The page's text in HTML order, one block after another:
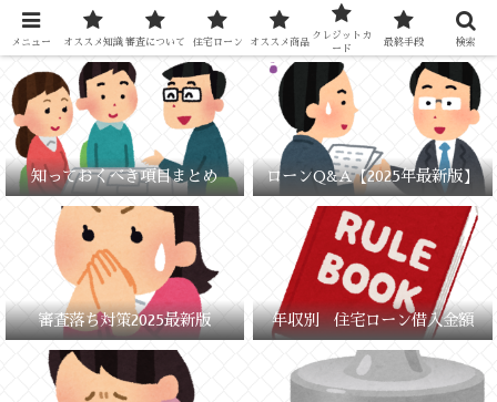
元銀行員が教える「失敗しないお金の選び方」
知っておくべき項目まとめ ローンQ&A【2025年最新版】
審査落ち対策2025最新版 年収別 住宅ローン借入金額
メニュー オススメ知識 審査について 住宅ローン オススメ商品
クレジットカ
ード
最終手段 検索